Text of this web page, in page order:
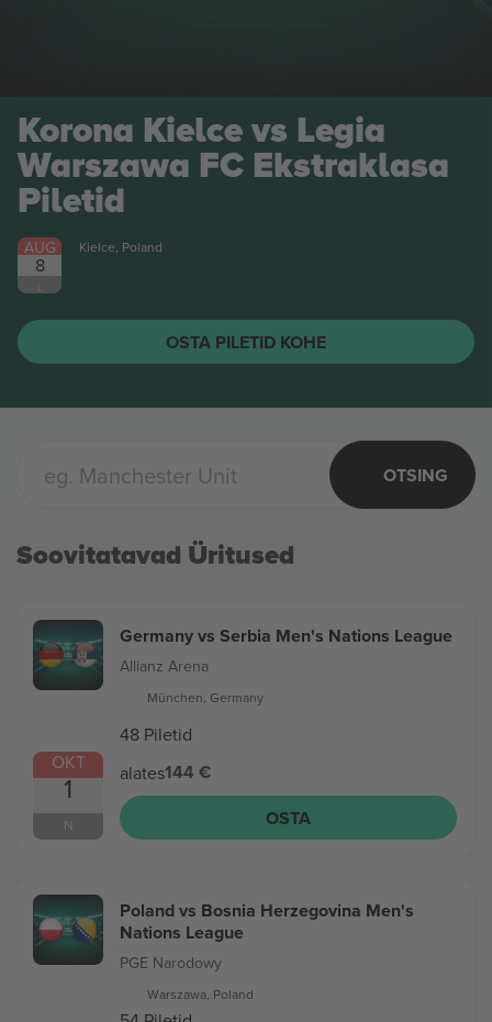
Korona Kielce vs Legia
Warszawa FC Ekstraklasa
Piletid
AUG
8
L
Kielce, Poland
OSTA PILETID KOHE
OTSING
Soovitatavad Üritused
OKT
1
N
Germany vs Serbia Men's Nations League
Allianz Arena
München, Germany
48 Piletid
alates144 €
OSTA
Poland vs Bosnia Herzegovina Men's
Nations League
PGE Narodowy
Warszawa, Poland